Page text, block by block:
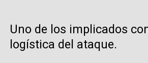
Uno de los implicados
logística del ataque.